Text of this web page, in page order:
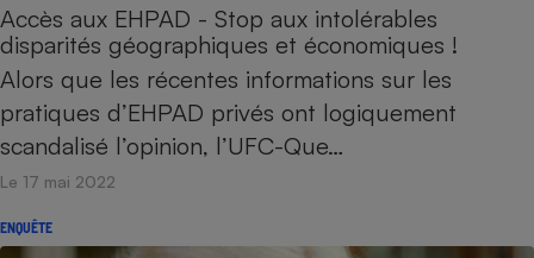
Accès aux EHPAD - Stop aux intolérables
disparités géographiques et économiques !
Alors que les récentes informations sur les
pratiques d’EHPAD privés ont logiquement
scandalisé l’opinion, l’UFC-Que…
Le 17 mai 2022
ENQUÊTE